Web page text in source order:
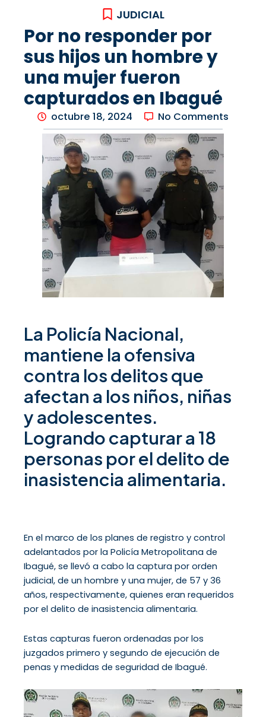
JUDICIAL
Por no responder por
sus hijos un hombre y
una mujer fueron
capturados en Ibagué
octubre 18, 2024 No Comments
La Policía Nacional,
mantiene la ofensiva
contra los delitos que
afectan a los niños, niñas
y adolescentes.
Logrando capturar a 18
personas por el delito de
inasistencia alimentaria.
En el marco de los planes de registro y control
adelantados por la Policía Metropolitana de
Ibagué, se llevó a cabo la captura por orden
judicial, de un hombre y una mujer, de 57 y 36
años, respectivamente, quienes eran requeridos
por el delito de inasistencia alimentaria.
Estas capturas fueron ordenadas por los
juzgados primero y segundo de ejecución de
penas y medidas de seguridad de Ibagué.